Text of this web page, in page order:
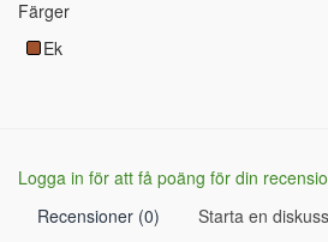
Färger
Ek
Logga in för att få poäng för din
Recensioner (0)
Starta en